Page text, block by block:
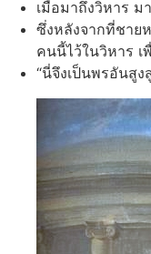
เมื่อมาถึงวิหาร
ซึ่งหลังจากที่ชาย
คนนี้ไว้ในวิหาร เ
“นี่จึงเป็นพรอันสู